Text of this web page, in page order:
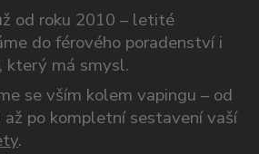
od roku 2010 – letité
do férového poradenství i
který má smysl.
se vším kolem vapingu – od
po kompletní sestavení vaší
.